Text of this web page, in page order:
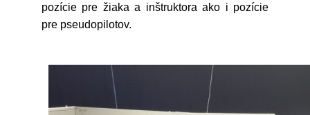
pozície pre žiaka a inštruktora ako i pozície
pre pseudopilotov.